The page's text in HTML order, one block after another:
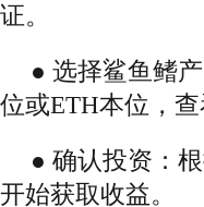
证。
● 选择鲨鱼鳍
位或ETH本位，
● 确认投资：
开始获取收益。